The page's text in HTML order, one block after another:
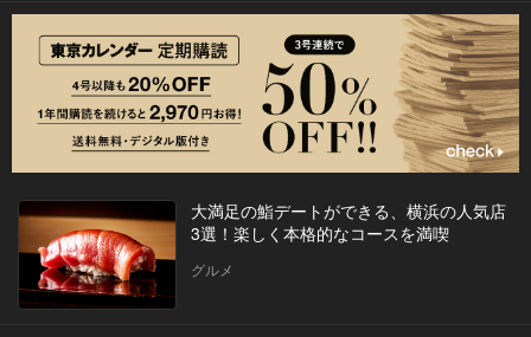
大満足の鮨デートができる、横浜の人気店
3選！楽しく本格的なコースを満喫
グルメ